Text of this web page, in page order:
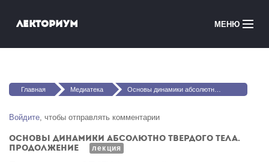
Лекториум МЕНЮ
Медиатека
Courses in English
Вы здесь
Главная Медиатека Основы динамики абсолютно твердого тела. Продолжение
Войдите, чтобы отправлять комментарии
Основы динамики абсолютно твердого тела.
Продолжение
лекция